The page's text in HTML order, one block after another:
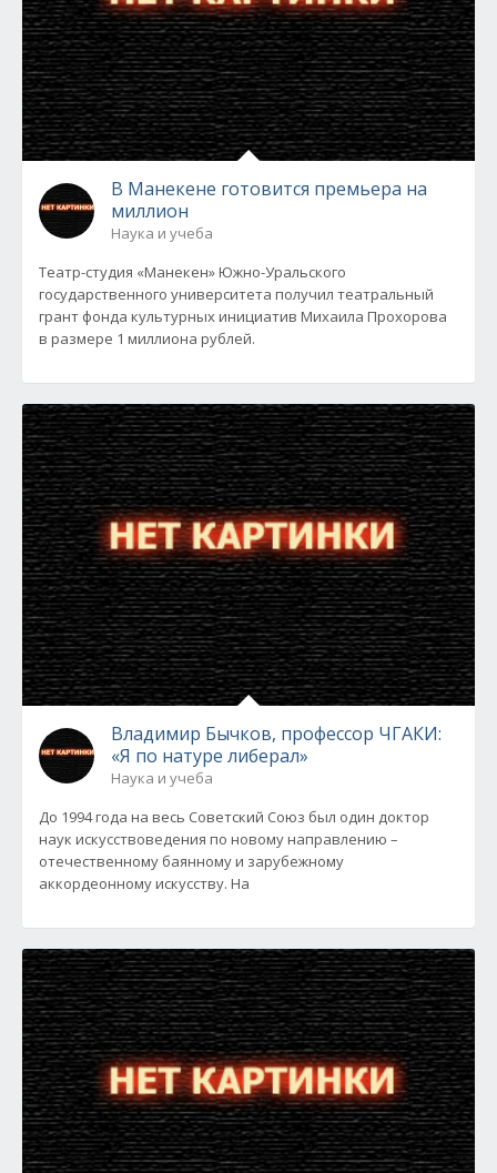
В Манекене готовится премьера на
миллион
Наука и учеба
Театр-студия «Манекен» Южно-Уральского
государственного университета получил театральный
грант фонда культурных инициатив Михаила Прохорова
в размере 1 миллиона рублей.
Владимир Бычков, профессор ЧГАКИ:
«Я по натуре либерал»
Наука и учеба
До 1994 года на весь Советский Союз был один доктор
наук искусствоведения по новому направлению –
отечественному баянному и зарубежному
аккордеонному искусству. На